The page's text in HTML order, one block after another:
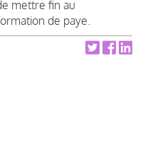
mettre fin au
de paye.